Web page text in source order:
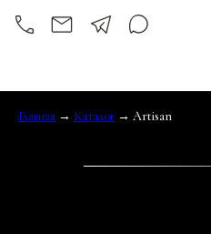
Главная → Каталог → Artisan